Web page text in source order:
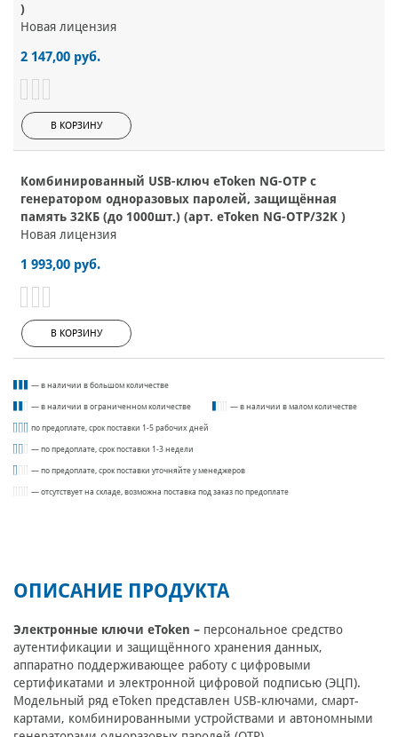
)
Новая лицензия
2 147,00 руб.
В КОРЗИНУ
Комбинированный USB-ключ eToken NG-OTP с
генератором одноразовых паролей, защищённая
память 32КБ (до 1000шт.) (арт. eToken NG-OTP/32K )
Новая лицензия
1 993,00 руб.
В КОРЗИНУ
— в наличии в большом количестве
— в наличии в ограниченном количестве — в наличии в малом количестве
по предоплате, срок поставки 1-5 рабочих дней
— по предоплате, срок поставки 1-3 недели
— по предоплате, срок поставки уточняйте у менеджеров
— отсутствует на складе, возможна поставка под заказ по предоплате
ОПИСАНИЕ ПРОДУКТА
Электронные ключи eToken – персональное средство
аутентификации и защищённого хранения данных,
аппаратно поддерживающее работу с цифровыми
сертификатами и электронной цифровой подписью (ЭЦП).
Модельный ряд eToken представлен USB-ключами, смарт-
картами, комбинированными устройствами и автономными